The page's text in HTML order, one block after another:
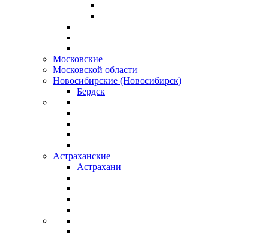
Московские
Московской области
Новосибирские (Новосибирск)
Бердск
Астраханские
Астрахани